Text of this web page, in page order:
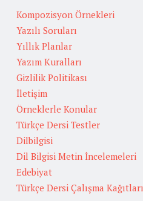
Kompozisyon Örnekleri
Yazılı Soruları
Yıllık Planlar
Yazım Kuralları
Gizlilik Politikası
İletişim
Örneklerle Konular
Türkçe Dersi Testler
Dilbilgisi
Dil Bilgisi Metin İncelemeleri
Edebiyat
Türkçe Dersi Çalışma Kağıtları